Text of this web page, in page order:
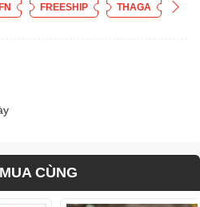
FREESHIP THAGA
CÙNG